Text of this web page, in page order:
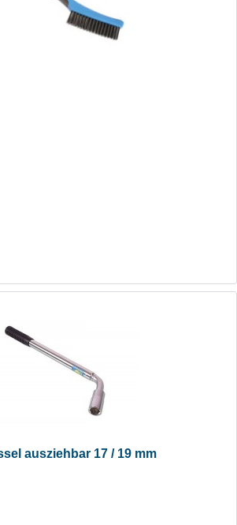
ausziehbar 17 / 19 mm